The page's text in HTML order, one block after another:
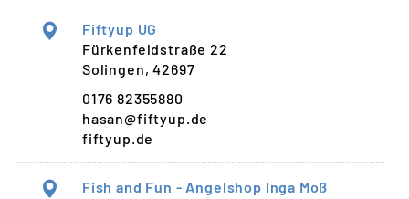
Fiftyup UG
Fürkenfeldstraße 22
Solingen, 42697
0176 82355880
hasan@fiftyup.de
fiftyup.de
Fish and Fun - Angelshop Inga Moß